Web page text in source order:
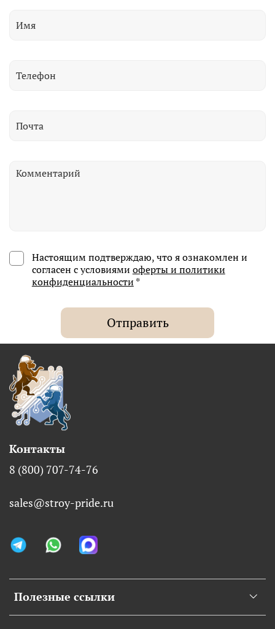
Настоящим подтверждаю, что я ознакомлен и
согласен с условиями оферты и политики
конфиденциальности *
Отправить
Полезные ссылки
Контакты
8 (800) 707-74-76
sales@stroy-pride.ru